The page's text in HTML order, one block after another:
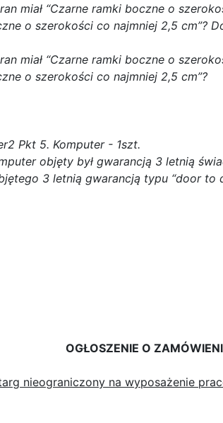
miał “Czarne ramki boczne o
o szerokości co najmniej 2,5 cm”?
miał “Czarne ramki boczne o
o szerokości co najmniej 2,5 cm”?
Pkt 5. Komputer - 1szt.
objęty był gwarancją 3 letnią
3 letnią gwarancją typu “door to
OGŁOSZENIE O
nieograniczony na wyposażenie